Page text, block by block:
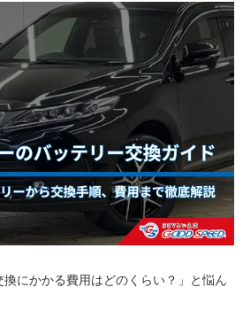
換にかかる費用はどのくらい？」と悩ん